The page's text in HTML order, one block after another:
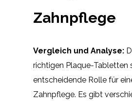
Zahnpflege
Vergleich und Analyse:
richtigen Plaque-Tabletten
entscheidende Rolle für
Zahnpflege. Es gibt